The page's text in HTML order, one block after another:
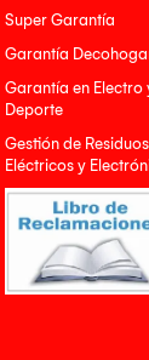
Super Garantía
Garantía
Garantía en Electro
Deporte
Gestión de
Eléctricos y